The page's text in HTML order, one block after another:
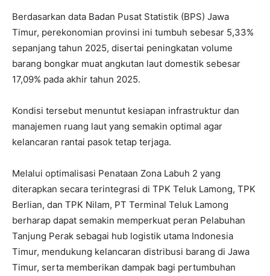
Berdasarkan data Badan Pusat Statistik (BPS) Jawa
Timur, perekonomian provinsi ini tumbuh sebesar 5,33%
sepanjang tahun 2025, disertai peningkatan volume
barang bongkar muat angkutan laut domestik sebesar
17,09% pada akhir tahun 2025.
Kondisi tersebut menuntut kesiapan infrastruktur dan
manajemen ruang laut yang semakin optimal agar
kelancaran rantai pasok tetap terjaga.
Melalui optimalisasi Penataan Zona Labuh 2 yang
diterapkan secara terintegrasi di TPK Teluk Lamong, TPK
Berlian, dan TPK Nilam, PT Terminal Teluk Lamong
berharap dapat semakin memperkuat peran Pelabuhan
Tanjung Perak sebagai hub logistik utama Indonesia
Timur, mendukung kelancaran distribusi barang di Jawa
Timur, serta memberikan dampak bagi pertumbuhan